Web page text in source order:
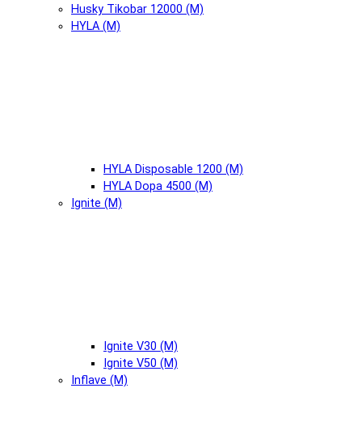
Husky Tikobar 12000 (М)
HYLA (М)
HYLA Disposable 1200 (М)
HYLA Dopa 4500 (М)
Ignite (М)
Ignite V30 (М)
Ignite V50 (М)
Inflave (М)